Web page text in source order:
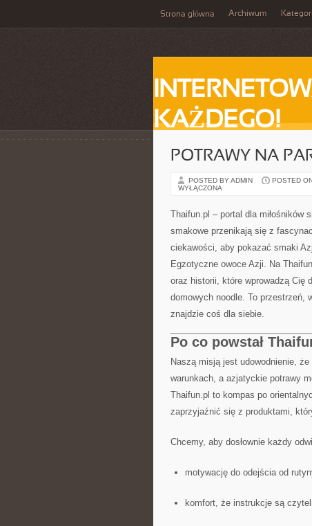
Strona główna Archiwum
KAŻDEGO!
POTRAWY NA
POSTED BY ADMIN POSTED
WYŁĄCZONA
Thaifun.pl – portal dla miłośników
smakowe przenikają się z
ciekawości, aby pokazać smaki
Egzotyczne owoce Azji. Na
oraz historii, które wprowadzą Cię
domowych noodle. To przestrzeń,
znajdzie coś dla siebie.
Po co powstał
Naszą misją jest udowodnienie,
warunkach, a azjatyckie potrawy
Thaifun.pl to kompas po
zaprzyjaźnić się z produktami,
Chcemy, aby dosłownie każdy
motywację do odejścia od
komfort, że instrukcje są